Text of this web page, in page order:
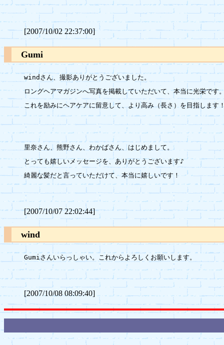
[2007/10/02 22:37:00]
Gumi
windさん、撮影ありがとうございました。
ロングヘアマガジンへ写真を掲載していただいて、本当に光栄です
これを励みにヘアケアに留意して、より高み（長さ）を目指します
里奈さん、熊野さん、わかばさん、はじめまして。
とっても嬉しいメッセージを、ありがとうございます♪
綺麗な髪だと言っていただけて、本当に嬉しいです！
[2007/10/07 22:02:44]
wind
Gumiさんいらっしゃい。これからよろしくお願いします。
[2007/10/08 08:09:40]